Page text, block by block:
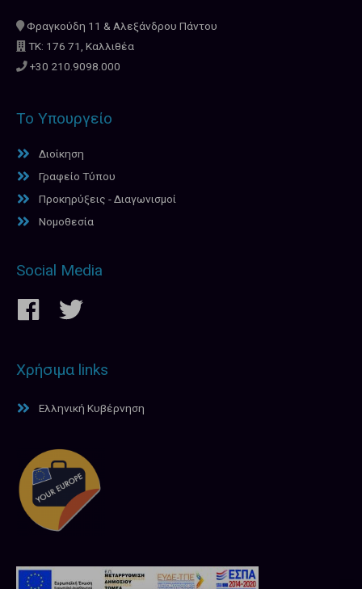
Φραγκούδη 11 & Αλεξάνδρου Πάντου
ΤΚ: 176 71, Καλλιθέα
+30 210.9098.000
Το Υπουργείο
Διοίκηση
Γραφείο Τύπου
Προκηρύξεις - Διαγωνισμοί
Νομοθεσία
Social Media
Χρήσιμα links
Ελληνική Κυβέρνηση